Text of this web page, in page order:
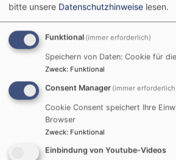
Taufe
Im Vertrauen darauf, dass diese
Menschen gilt, und weil jedes Kind
Erwachsende willkommen ist in der
Christinnen und Christen, freuen wir
Taufe in der Christuskirche
bitte unsere Datenschutzhinweise lesen.
Funktional (immer erforderlich)
Speichern von Daten: Cookie für
Zweck: Funktional
Consent Manager (immer
Cookie Consent speichert Ihre
Browser
Zweck: Funktional
Einbindung von Youtube-Videos